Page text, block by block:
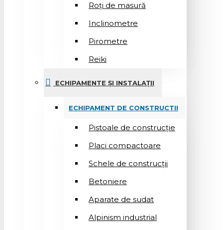
Roți de masură
Inclinometre
Pirometre
Reiki
ECHIPAMENTE ȘI INSTALAȚII
ECHIPAMENT DE CONSTRUCTII
Pistoale de construcție
Placi compactoare
Schele de construcții
Betoniere
Aparate de sudat
Alpinism industrial